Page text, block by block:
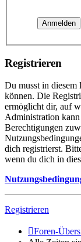
Registrieren
Du musst in diesem
können. Die
ermöglicht dir, auf
Administration
Berechtigungen
dich registrierst.
wenn du dich in
Registrieren
Foren-